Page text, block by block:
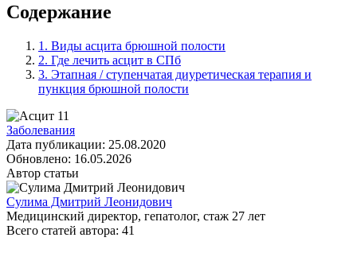
Содержание
1. Виды асцита брюшной полости
2. Где лечить асцит в СПб
3. Этапная / ступенчатая диуретическая терапия и
пункция брюшной полости
Заболевания
Дата публикации: 25.08.2020
Обновлено: 16.05.2026
Автор статьи
Сулима Дмитрий Леонидович
Медицинский директор, гепатолог, стаж 27 лет
Всего статей автора: 41